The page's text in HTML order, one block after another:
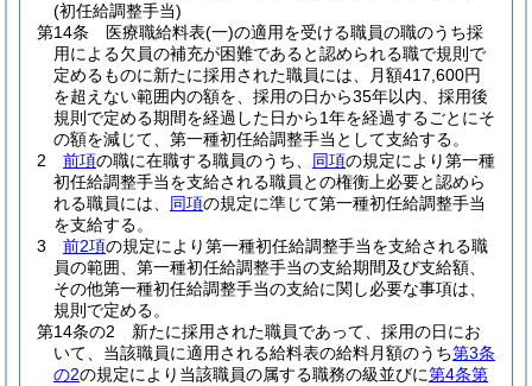
(初任給調整手当)
第14条
医療職給料表(一)の適用を受ける職員の職のうち採
用による欠員の補充が困難であると認められる職で規則で
定めるものに新たに採用された職員には、月額417,600円
を超えない範囲内の額を、採用の日から35年以内、採用後
規則で定める期間を経過した日から1年を経過するごとにそ
の額を減じて、第一種初任給調整手当として支給する。
2
前項の職に在職する職員のうち、 同項の規定により第一種
初任給調整手当を支給される職員との権衡上必要と認めら
れる職員には、 同項の規定に準じて第一種初任給調整手当
を支給する。
3
前2項の規定により第一種初任給調整手当を支給される職
員の範囲、第一種初任給調整手当の支給期間及び支給額、
その他第一種初任給調整手当の支給に関し必要な事項は、
規則で定める。
第14条の2
新たに採用された職員であって、採用の日にお
いて、当該職員に適用される給料表の給料月額のうち第3条
の2の規定により当該職員の属する職務の級並びに第4条第